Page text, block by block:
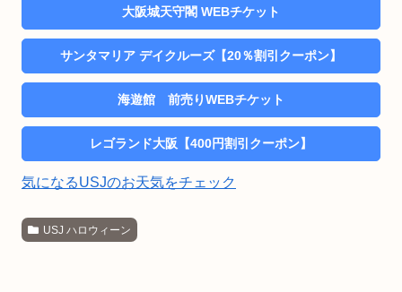
大阪城天守閣 WEBチケット
サンタマリア デイクルーズ【20％割引クーポン】
海遊館 前売りWEBチケット
レゴランド大阪【400円割引クーポン】
気になるUSJのお天気をチェック
USJ ハロウィーン